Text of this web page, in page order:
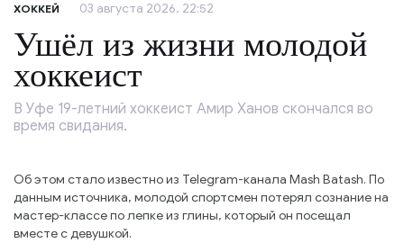
ХОККЕЙ 03 августа 2026, 22:52
Ушёл из жизни молодой
хоккеист
В Уфе 19-летний хоккеист Амир Ханов скончался во
время свидания.
Об этом стало известно из Telegram-канала Mash Batash. По
данным источника, молодой спортсмен потерял сознание на
мастер-классе по лепке из глины, который он посещал
вместе с девушкой.